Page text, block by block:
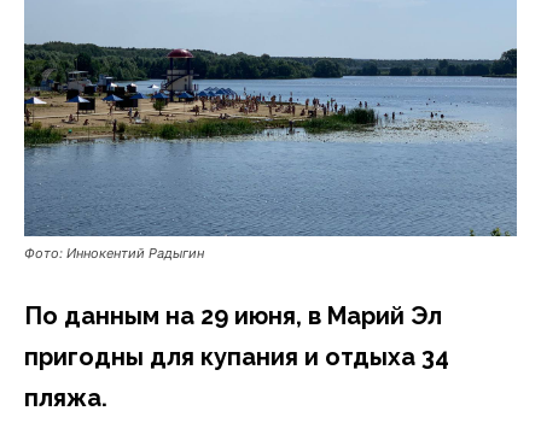
Фото: Иннокентий Радыгин
По данным на 29 июня, в Марий Эл
пригодны для купания и отдыха 34
пляжа.